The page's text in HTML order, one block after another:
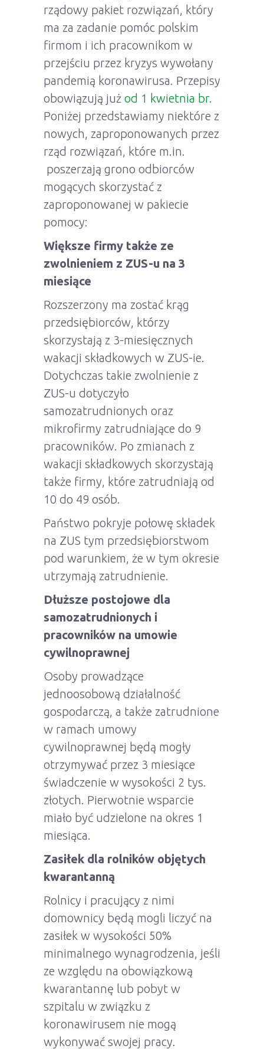
rządowy pakiet rozwiązań, który
ma za zadanie pomóc polskim
firmom i ich pracownikom w
przejściu przez kryzys wywołany
pandemią koronawirusa. Przepisy
obowiązują już od 1 kwietnia br.
Poniżej przedstawiamy niektóre z
nowych, zaproponowanych przez
rząd rozwiązań, które m.in.
poszerzają grono odbiorców
mogących skorzystać z
zaproponowanej w pakiecie
pomocy:
Większe firmy także ze
zwolnieniem z ZUS-u na 3
miesiące
Rozszerzony ma zostać krąg
przedsiębiorców, którzy
skorzystają z 3-miesięcznych
wakacji składkowych w ZUS-ie.
Dotychczas takie zwolnienie z
ZUS-u dotyczyło
samozatrudnionych oraz
mikrofirmy zatrudniające do 9
pracowników. Po zmianach z
wakacji składkowych skorzystają
także firmy, które zatrudniają od
10 do 49 osób.
Państwo pokryje połowę składek
na ZUS tym przedsiębiorstwom
pod warunkiem, że w tym okresie
utrzymają zatrudnienie.
Dłuższe postojowe dla
samozatrudnionych i
pracowników na umowie
cywilnoprawnej
Osoby prowadzące
jednoosobową działalność
gospodarczą, a także zatrudnione
w ramach umowy
cywilnoprawnej będą mogły
otrzymywać przez 3 miesiące
świadczenie w wysokości 2 tys.
złotych. Pierwotnie wsparcie
miało być udzielone na okres 1
miesiąca.
Zasiłek dla rolników objętych
kwarantanną
Rolnicy i pracujący z nimi
domownicy będą mogli liczyć na
zasiłek w wysokości 50%
minimalnego wynagrodzenia, jeśli
ze względu na obowiązkową
kwarantannę lub pobyt w
szpitalu w związku z
koronawirusem nie mogą
wykonywać swojej pracy.